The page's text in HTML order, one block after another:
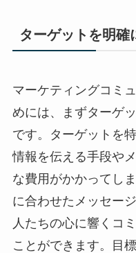
ターゲットを明確
マーケティングコミ
めには、まずターゲ
です。ターゲットを
情報を伝える手段や
な費用がかかってし
に合わせたメッセー
人たちの心に響くコ
ことができます。目